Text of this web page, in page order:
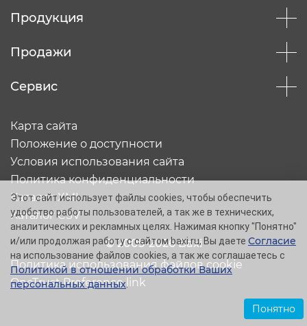
Продукция
Продажи
Сервис
© 2005-2026 Baxi
Карта сайта
Положение о доступности
Условия использования сайта
Политика конфиденциальности
Каталог XML
Каталог CSV
Политика использования файлов cookie
OneTrust Preference link
Этот сайт использует файлы cookies, чтобы обеспечить
удобство работы пользователей, а так же в технических,
аналитических и рекламных целях. Нажимая кнопку "Понятно"
и/или продолжая работу с сайтом baxi.ru, Вы даете Согласие
на использование файлов cookies, а так же соглашаетесь с
Политикой в отношении обработки Ваших
персональных данных.
Понятно